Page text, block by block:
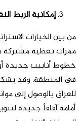
إمكانية الربط
من بين الخيارات
ممرات نفطية مشتركة
خطوط أنابيب جديدة
في المنطقة. وقد يشكل
للعراق بالوصول إلى
أمامه آفاقاً جديدة